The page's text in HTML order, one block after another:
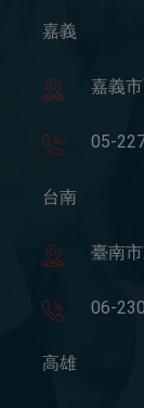
嘉義
嘉義
05-
台南
臺南
06-
高雄